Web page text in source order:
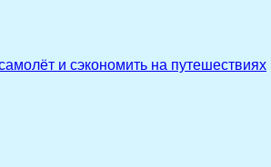
и сэкономить на путешествиях